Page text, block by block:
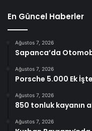
En Güncel Haberler
Ağustos 7, 2026
Sapanca’da
Ağustos 7, 2026
Porsche 5.000 Ek
Ağustos 7, 2026
850 tonluk kayanın
Ağustos 7, 2026